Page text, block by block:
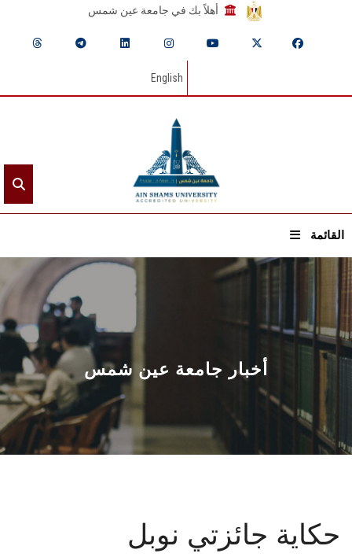
أهلاً بك في جامعة عين شمس
English
القائمة
الرئيسيـة
عن الجامعة
القطاعـات
الشئون الأكاديمية
البحث العلمي
أخبار جامعة عين شمس
حكاية جائزتي نوبل